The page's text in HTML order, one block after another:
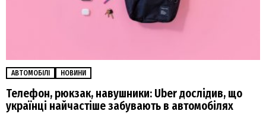
АВТОМОБІЛІ НОВИНИ
Телефон, рюкзак, навушники: Uber дослідив, що
українці найчастіше забувають в автомобілях